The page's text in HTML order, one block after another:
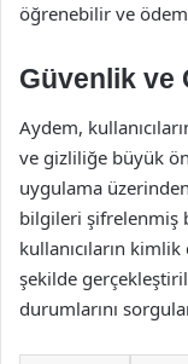
öğrenebilir ve
Güvenlik ve
Aydem,
ve gizliliğe büyük
uygulama
bilgileri şifrelenmiş
kullanıcıların
şekilde
durumlarını